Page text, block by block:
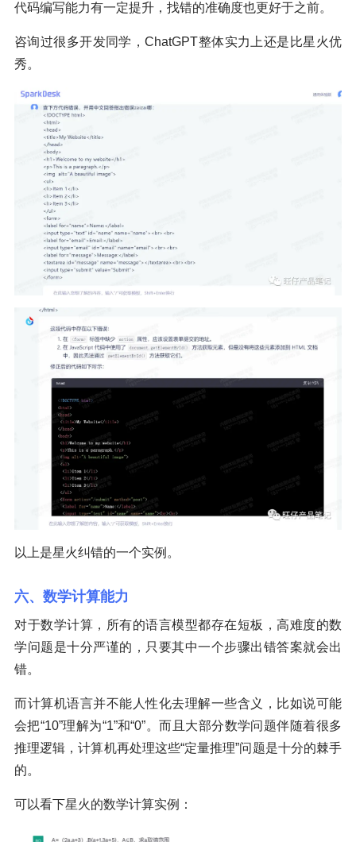
代码编写能力有一定提升，找错的准确度也更好于之前。
咨询过很多开发同学，ChatGPT整体实力上还是比星火优
秀。
以上是星火纠错的一个实例。
六、数学计算能力
对于数学计算，所有的语言模型都存在短板，高难度的数
学问题是十分严谨的，只要其中一个步骤出错答案就会出
错。
而计算机语言并不能人性化去理解一些含义，比如说可能
会把“10”理解为“1”和“0”。而且大部分数学问题伴随着很多
推理逻辑，计算机再处理这些“定量推理”问题是十分的棘手
的。
可以看下星火的数学计算实例：